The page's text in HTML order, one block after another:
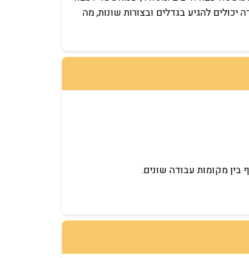
יכולים להגיע בגדלים ובצורות שונות, מה
בין מקומות עבודה שונים.